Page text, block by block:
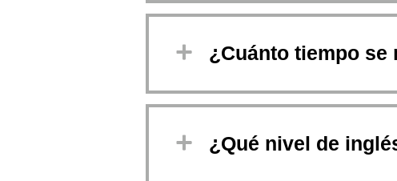
¿Cuánto tiempo se
¿Qué nivel de